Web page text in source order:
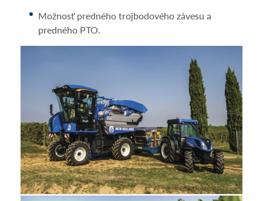
Možnosť predného trojbodového závesu a
predného PTO.